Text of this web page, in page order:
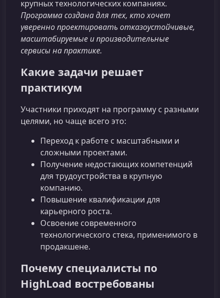
крупных технологических компаниях.
Программа создана для тех, кто хочет
уверенно проектировать отказоустойчивые,
масштабируемые и производительные
сервисы на практике.
Какие задачи решает
практикум
Участники приходят на программу с разными
целями, но чаще всего это:
Переход к работе с масштабными и
сложными проектами.
Получение недостающих компетенций
для трудоустройства в крупную
компанию.
Повышение квалификации для
карьерного роста.
Освоение современного
технологического стека, применимого в
продакшене.
Почему специалисты по
HighLoad востребованы